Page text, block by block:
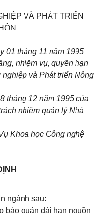
VÀ PHÁT TRIỂN
01 tháng 11 năm 1995
nhiệm vụ, quyền hạn
và Phát triển Nông
tháng 12 năm 1995 của
nhiệm quản lý Nhà
Khoa học Công nghệ
ngành sau:
bảo quản dài hạn nguồn